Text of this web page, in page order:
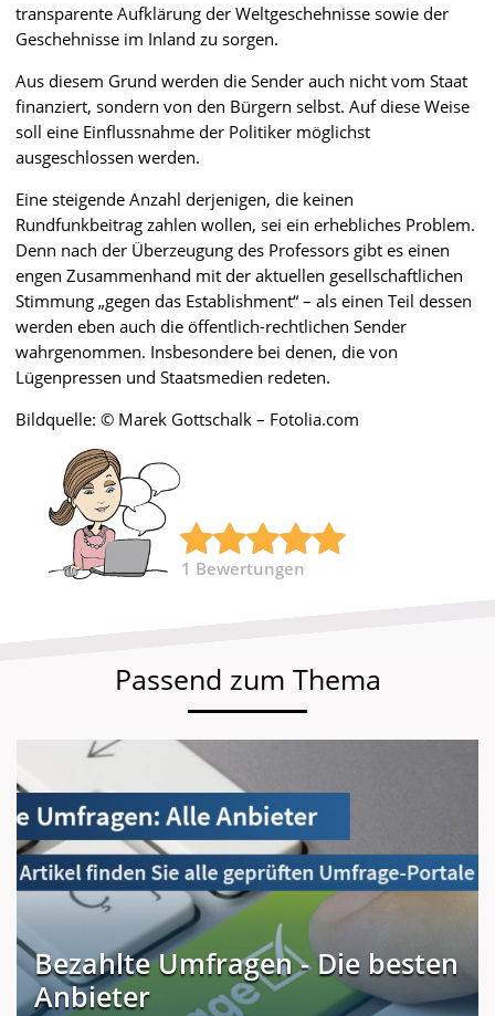
transparente Aufklärung der Weltgeschehnisse sowie der
Geschehnisse im Inland zu sorgen.
Aus diesem Grund werden die Sender auch nicht vom Staat
finanziert, sondern von den Bürgern selbst. Auf diese Weise
soll eine Einflussnahme der Politiker möglichst
ausgeschlossen werden.
Eine steigende Anzahl derjenigen, die keinen
Rundfunkbeitrag zahlen wollen, sei ein erhebliches Problem.
Denn nach der Überzeugung des Professors gibt es einen
engen Zusammenhand mit der aktuellen gesellschaftlichen
Stimmung „gegen das Establishment“ – als einen Teil dessen
werden eben auch die öffentlich-rechtlichen Sender
wahrgenommen. Insbesondere bei denen, die von
Lügenpressen und Staatsmedien redeten.
Bildquelle: © Marek Gottschalk – Fotolia.com
1 Bewertungen
Passend zum Thema
Bezahlte Umfragen - Die besten
Anbieter